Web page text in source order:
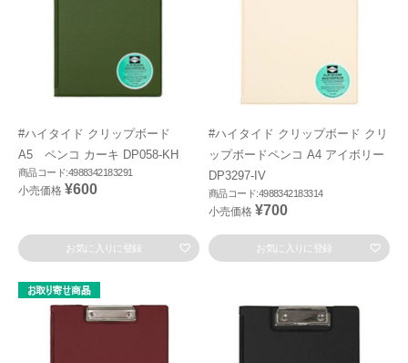
#ハイタイド クリップボード
A5 ペンコ カーキ DP058-KH
商品コード:4988342183291
小売価格 ¥600
お気に入りに登録
#ハイタイド クリップボード クリ
ップボードペンコ A4 アイボリー
DP3297-IV
商品コード:4988342183314
小売価格 ¥700
お気に入りに登録